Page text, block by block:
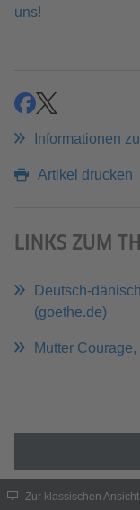
uns!
teilenteilen
Informationen
Artikel drucken
LINKS ZUM
Deutsch-
(goethe.de)
Mutter
Zur klassischen Ansicht